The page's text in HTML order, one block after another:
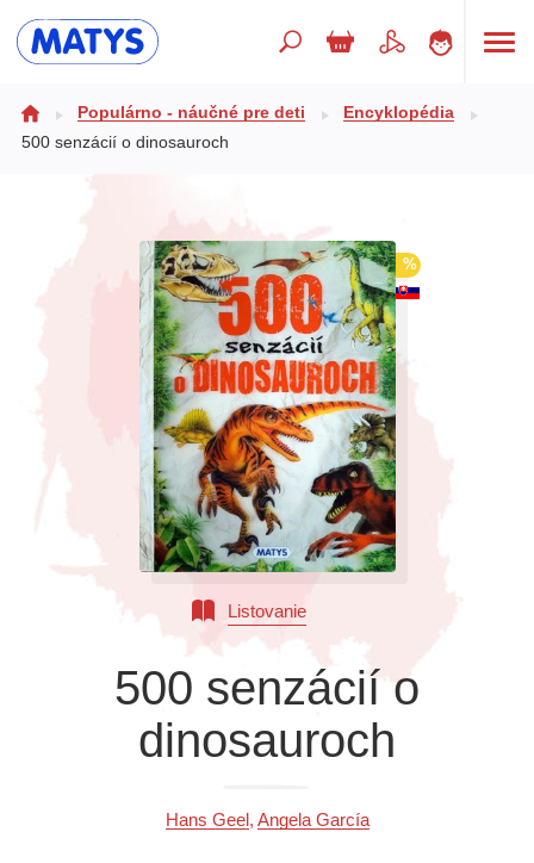
Doplnkový sortiment
Populárno - náučné pre deti
Výchova a pedagogika
Všetky kategórie
Populárno - náučné pre deti
Encyklopédia
500 senzácií o dinosauroch
%
Listovanie
500 senzácií o
dinosauroch
Hans Geel, Angela García